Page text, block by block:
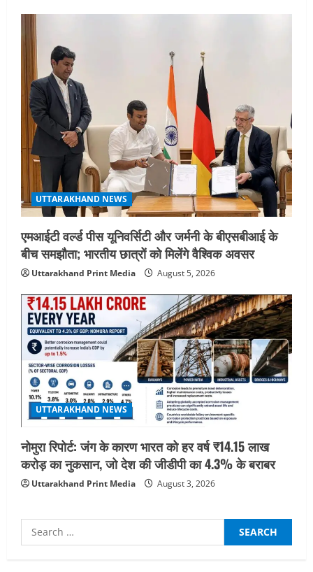
UTTARAKHAND NEWS
एमआईटी वर्ल्ड पीस यूनिवर्सिटी और जर्मनी के बीएसबीआई के
बीच समझौता; भारतीय छात्रों को मिलेंगे वैश्विक अवसर
Uttarakhand Print Media August 5, 2026
UTTARAKHAND NEWS
नोमुरा रिपोर्ट: जंग के कारण भारत को हर वर्ष ₹14.15 लाख
करोड़ का नुकसान, जो देश की जीडीपी का 4.3% के बराबर
Uttarakhand Print Media August 3, 2026
Search
for: